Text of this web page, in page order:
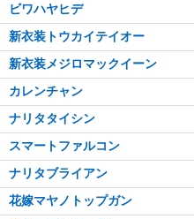
ビワハヤヒデ
新衣装トウカイテイオー
新衣装メジロマックイーン
カレンチャン
ナリタタイシン
スマートファルコン
ナリタブライアン
花嫁マヤノトップガン